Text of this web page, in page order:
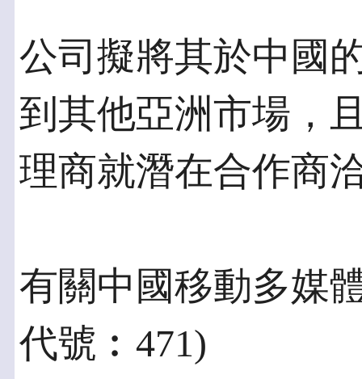
公司擬將其於中國
到其他亞洲市場，
理商就潛在合作商
有關中國移動多媒
代號︰471)